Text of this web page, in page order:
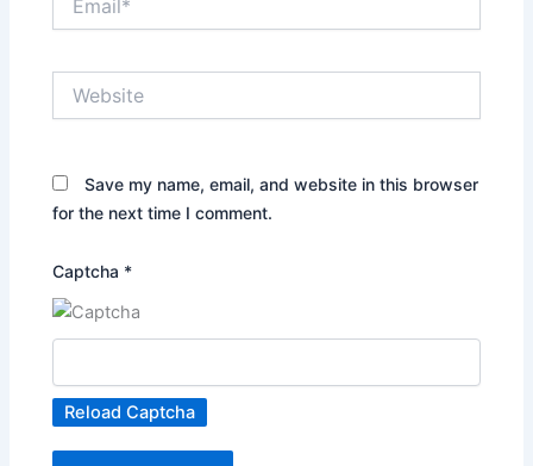
Save my name, email, and website in this browser
for the next time I comment.
Captcha *
Reload Captcha